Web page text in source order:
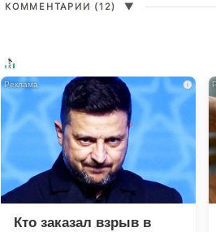
КОММЕНТАРИИ (12) ▼
i
Кто заказал взрыв в